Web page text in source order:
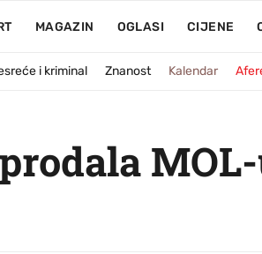
MAGAZIN OGLASI CIJENE
i kriminal Znanost Kalendar